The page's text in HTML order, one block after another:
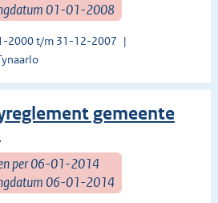
01-01-2008
2000 t/m 31-12-2007
gemeente
per 06-01-2014
06-01-2014